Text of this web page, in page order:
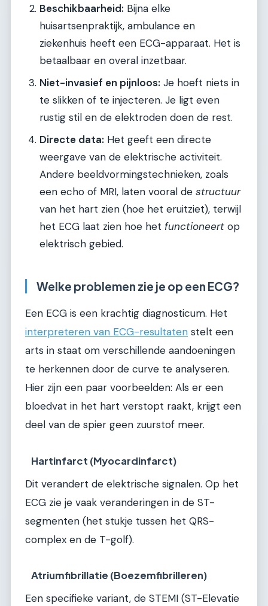
Beschikbaarheid: Bijna elke
huisartsenpraktijk, ambulance en
ziekenhuis heeft een ECG-apparaat. Het is
betaalbaar en overal inzetbaar.
Niet-invasief en pijnloos: Je hoeft niets in
te slikken of te injecteren. Je ligt even
rustig stil en de elektroden doen de rest.
Directe data: Het geeft een directe
weergave van de elektrische activiteit.
Andere beeldvormingstechnieken, zoals
een echo of MRI, laten vooral de structuur
van het hart zien (hoe het eruitziet), terwijl
het ECG laat zien hoe het functioneert op
elektrisch gebied.
Welke problemen zie je op een ECG?
Een ECG is een krachtig diagnosticum. Het
interpreteren van ECG-resultaten stelt een
arts in staat om verschillende aandoeningen
te herkennen door de curve te analyseren.
Hier zijn een paar voorbeelden: Als er een
bloedvat in het hart verstopt raakt, krijgt een
deel van de spier geen zuurstof meer.
Hartinfarct (Myocardinfarct)
Dit verandert de elektrische signalen. Op het
ECG zie je vaak veranderingen in de ST-
segmenten (het stukje tussen het QRS-
complex en de T-golf).
Atriumfibrillatie (Boezemfibrilleren)
Een specifieke variant, de STEMI (ST-Elevatie